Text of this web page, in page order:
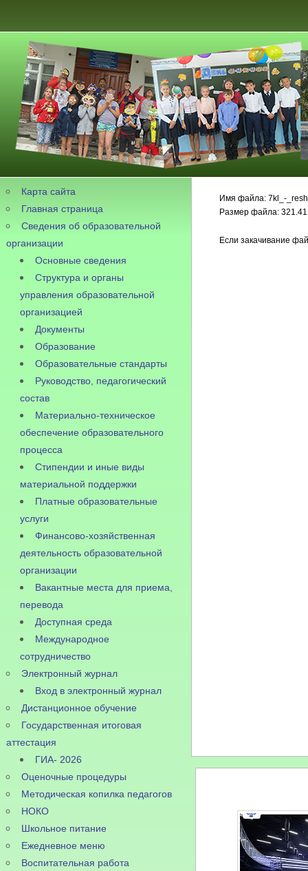
Карта сайта
Главная страница
Сведения об образовательной
организации
Основные сведения
Структура и органы
управления образовательной
организацией
Документы
Образование
Образовательные стандарты
Руководство, педагогический
состав
Материально-техническое
обеспечение образовательного
процесса
Стипендии и иные виды
материальной поддержки
Платные образовательные
услуги
Финансово-хозяйственная
деятельность образовательной
организации
Вакантные места для приема,
перевода
Доступная среда
Международное
сотрудничество
Электронный журнал
Вход в электронный журнал
Дистанционное обучение
Государственная итоговая
аттестация
ГИА- 2026
Оценочные процедуры
Методическая копилка педагогов
НОКО
Школьное питание
Ежедневное меню
Воспитательная работа
Имя файла: 7kl_-
Размер файла:
Если закачивание